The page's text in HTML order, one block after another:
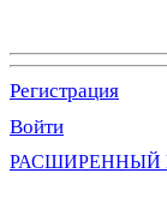
Регистрация
Войти
РАСШИРЕННЫЙ